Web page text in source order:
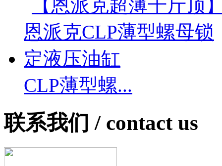
CLP薄型螺...
联系我们 / contact us